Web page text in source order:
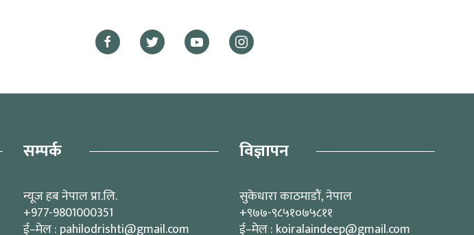
सम्पर्क
न्यूज हब नेपाल प्रा.लि.
+977-9801000351
ई–मेल : pahilodrishti@gmail.com
विज्ञापन
सुकेधारा काठमाडौं, नेपाल
+९७७-९८५१०७५८११
ई–मेल : koiralaindeep@gmail.com